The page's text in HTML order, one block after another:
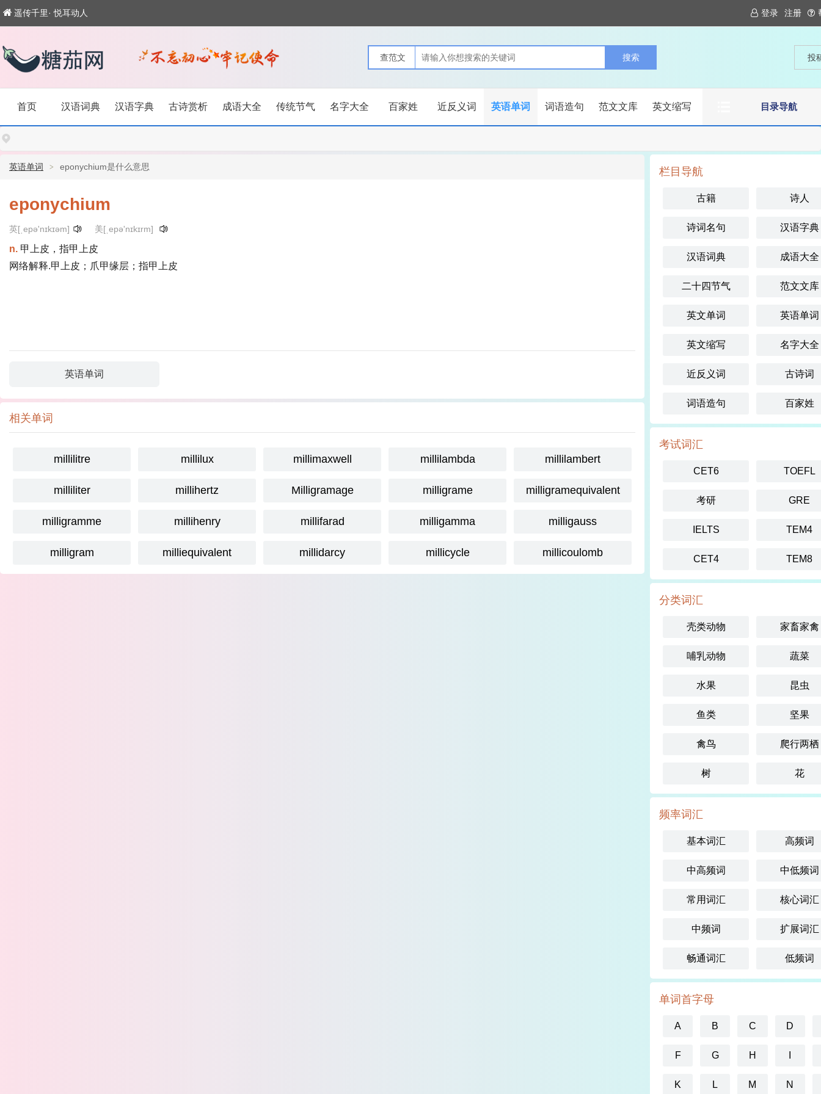
遥传千里· 悦耳动人 登录 注册
投
目录导航
首页 汉语词典 汉语字典 古诗赏析 成语大全 传统节气 名字大全 百家姓 近反义词 英语单词 词语造句 范文文库 英文缩写
英语单词 eponychium是什么意思
eponychium
英[ˌepə'nɪkɪəm] 美[ˌepə'nɪkɪrm]
n. 甲上皮，指甲上皮
网络解释.甲上皮；爪甲缘层；指甲上皮
英语单词
相关单词
millilitre millilux millimaxwell millilambda millilambert
milliliter millihertz Milligramage milligrame milligramequivalent
milligramme millihenry millifarad milligamma milligauss
milligram milliequivalent millidarcy millicycle millicoulomb
栏目导航
古籍 诗人
诗词名句 汉语字典
汉语词典 成语大全
二十四节气 范文文库
英文单词 英语单词
英文缩写 名字大全
近反义词 古诗词
词语造句 百家姓
考试词汇
CET6 TOEFL
考研 GRE
IELTS TEM4
CET4 TEM8
分类词汇
壳类动物 家畜家禽
哺乳动物 蔬菜
水果 昆虫
鱼类 坚果
禽鸟 爬行两栖
树 花
频率词汇
基本词汇 高频词
中高频词 中低频词
常用词汇 核心词汇
中频词 扩展词汇
畅通词汇 低频词
单词首字母
A B C D
F G H
K L M N